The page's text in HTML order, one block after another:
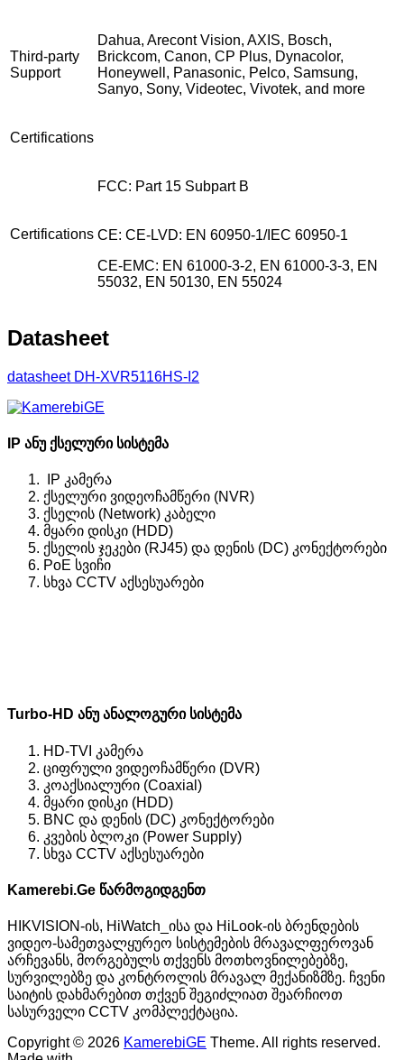
Third-party
Support
Dahua, Arecont Vision, AXIS, Bosch,
Brickcom, Canon, CP Plus, Dynacolor,
Honeywell, Panasonic, Pelco, Samsung,
Sanyo, Sony, Videotec, Vivotek, and more
Certifications
Certifications
FCC: Part 15 Subpart B
CE: CE-LVD: EN 60950-1/IEC 60950-1
CE-EMC: EN 61000-3-2, EN 61000-3-3, EN
55032, EN 50130, EN 55024
Datasheet
datasheet DH-XVR5116HS-I2
IP ანუ ქსელური სისტემა
IP კამერა
ქსელური ვიდეოჩამწერი (NVR)
ქსელის (Network) კაბელი
მყარი დისკი (HDD)
ქსელის ჯეკები (RJ45) და დენის (DC) კონექტორები
PoE სვიჩი
სხვა CCTV აქსესუარები
Turbo-HD ანუ ანალოგური სისტემა
HD-TVI კამერა
ციფრული ვიდეოჩამწერი (DVR)
კოაქსიალური (Coaxial)
მყარი დისკი (HDD)
BNC და დენის (DC) კონექტორები
კვების ბლოკი (Power Supply)
სხვა CCTV აქსესუარები
Kamerebi.Ge წარმოგიდგენთ
HIKVISION-ის, HiWatch_ისა და HiLook-ის ბრენდების
ვიდეო-სამეთვალყურეო სისტემების მრავალფეროვან
არჩევანს, მორგებულს თქვენს მოთხოვნილებებზე,
სურვილებზე და კონტროლის მრავალ მექანიზმზე. ჩვენი
საიტის დახმარებით თქვენ შეგიძლიათ შეარჩიოთ
სასურველი CCTV კომპლექტაცია.
Copyright © 2026 KamerebiGE Theme. All rights reserved.